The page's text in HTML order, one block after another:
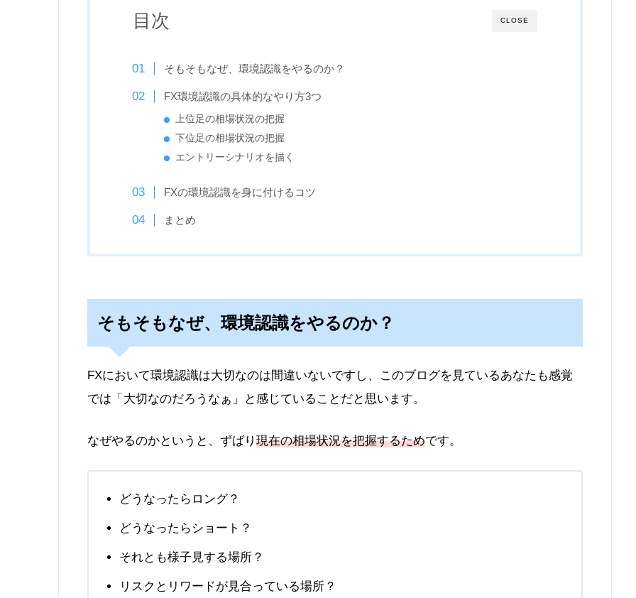
CLOSE
目次
そもそもなぜ、環境認識をやるのか？
FX環境認識の具体的なやり方3つ
上位足の相場状況の把握
下位足の相場状況の把握
エントリーシナリオを描く
FXの環境認識を身に付けるコツ
まとめ
そもそもなぜ、環境認識をやるのか？
FXにおいて環境認識は大切なのは間違いないですし、このブログを見ているあなたも感覚
では「大切なのだろうなぁ」と感じていることだと思います。
なぜやるのかというと、ずばり 現在の相場状況を把握するためです。
どうなったらロング？
どうなったらショート？
それとも様子見する場所？
リスクとリワードが見合っている場所？